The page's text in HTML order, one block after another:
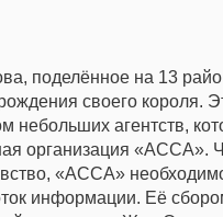
поделённое на 13
своего короля.
небольших агентств,
организация «ACCA».
«ACCA»
информации. Её